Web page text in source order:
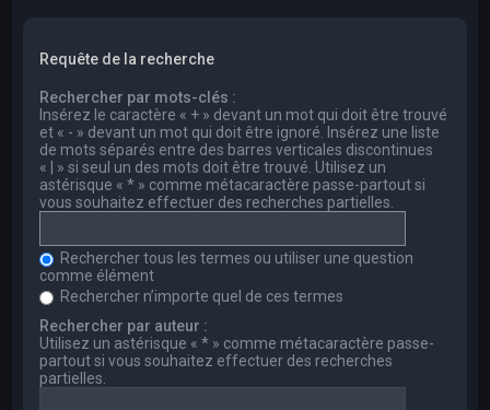
Requête de la recherche
Rechercher par mots-clés :
Insérez le caractère « + » devant un mot qui doit être trouvé
et « - » devant un mot qui doit être ignoré. Insérez une liste
de mots séparés entre des barres verticales discontinues
« | » si seul un des mots doit être trouvé. Utilisez un
astérisque « * » comme métacaractère passe-partout si
vous souhaitez effectuer des recherches partielles.
Rechercher tous les termes ou utiliser une question
comme élément
Rechercher n’importe quel de ces termes
Rechercher par auteur :
Utilisez un astérisque « * » comme métacaractère passe-
partout si vous souhaitez effectuer des recherches
partielles.